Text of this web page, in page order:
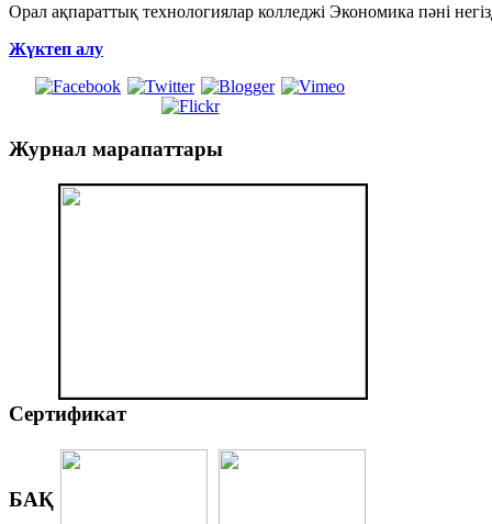
Орал ақпараттық технологиялар колледжі Экономика пәні
Жүктеп алу
Журнал марапаттары
Сертификат
БАҚ